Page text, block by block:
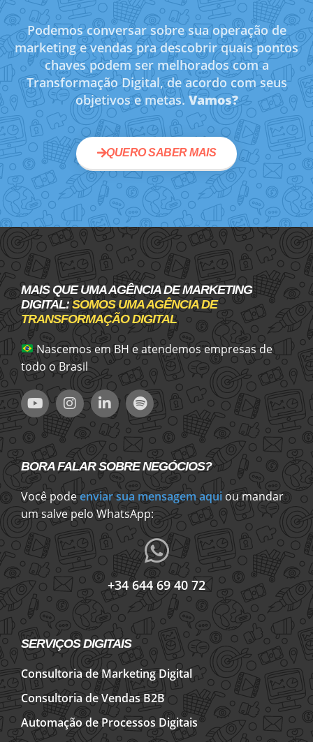
Podemos conversar sobre sua operação de
marketing e vendas pra descobrir quais pontos
chaves podem ser melhorados com a
Transformação Digital, de acordo com seus
objetivos e metas.Vamos?
QUERO SABER MAIS
MAIS QUE UMA AGÊNCIA DE MARKETING
DIGITAL:SOMOS UMA AGÊNCIA DE
TRANSFORMAÇÃO DIGITAL
Nascemos em BH e atendemos empresas de
todo o Brasil
BORA FALAR SOBRE NEGÓCIOS?
Você podeenviar sua mensagem aqui ou mandar
um salve pelo WhatsApp:
+34 644 69 40 72
SERVIÇOS DIGITAIS
Consultoria de Marketing Digital
Consultoria de Vendas B2B
Automação de Processos Digitais